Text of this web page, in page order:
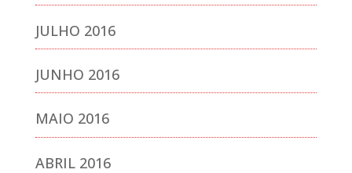
JULHO 2016
JUNHO 2016
MAIO 2016
ABRIL 2016